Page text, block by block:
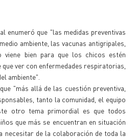
enumeró que "las medidas preventivas
ambiente, las vacunas antigripales,
viene bien para que los chicos estén
que ver con enfermedades respiratorias,
ambiente".
"más allá de las cuestión preventiva,
tanto la comunidad, el equipo
otro tema primordial es que todos
que más se encuentran en situación
necesitar de la colaboración de toda la